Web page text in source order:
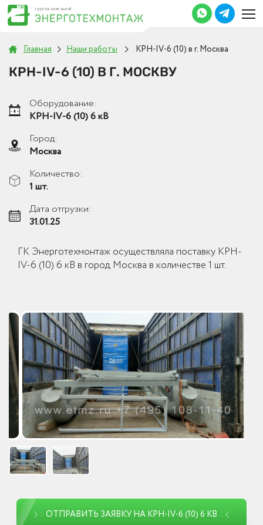
Главная Наши работы КРН-IV-6 (10) в г. Москва
КРН-IV-6 (10) В Г. МОСКВУ
Оборудование:
КРН-IV-6 (10) 6 кВ
Город:
Москва
Количество:
1 шт.
Дата отгрузки:
31.01.25
ГК Энерготехмонтаж осуществляла поставку КРН-
IV-6 (10) 6 кВ в город Москва в количестве 1 шт.
ОТПРАВИТЬ ЗАЯВКУ НА КРН-IV-6 (10) 6 КВ